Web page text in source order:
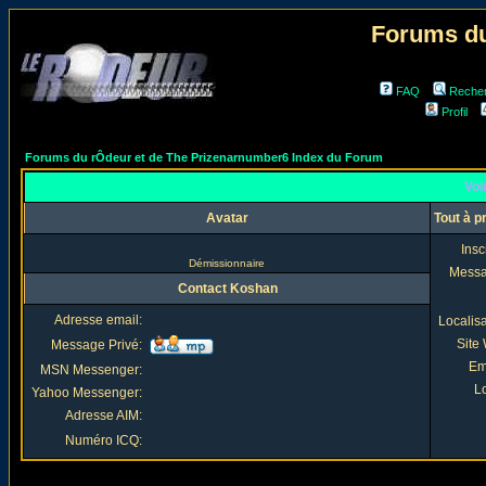
Forums
FAQ
Profil
Forums du rÔdeur et de The Prizenarnumber6 Index du Forum
Avatar Tout à
Démissionnaire
Site
Contact Koshan
Adresse email:
Message Privé:
MSN Messenger:
Yahoo Messenger:
Adresse AIM:
Numéro ICQ: